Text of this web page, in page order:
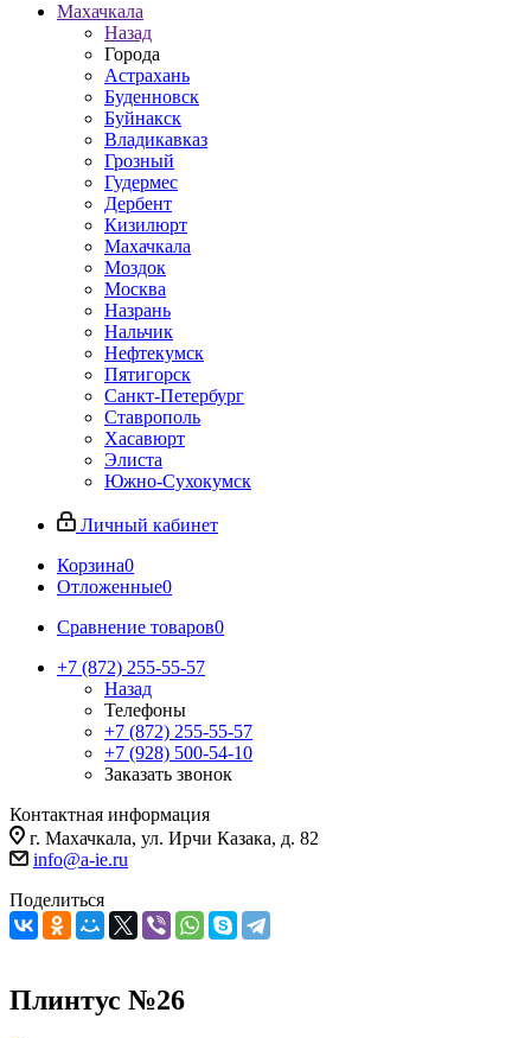
Махачкала
Назад
Города
Астрахань
Буденновск
Буйнакск
Владикавказ
Грозный
Гудермес
Дербент
Кизилюрт
Махачкала
Моздок
Москва
Назрань
Нальчик
Нефтекумск
Пятигорск
Санкт-Петербург
Ставрополь
Хасавюрт
Элиста
Южно-Сухокумск
Личный кабинет
Корзина0
Отложенные0
Сравнение товаров0
+7 (872) 255-55-57
Назад
Телефоны
+7 (872) 255-55-57
+7 (928) 500-54-10
Заказать звонок
Контактная информация
г. Махачкала, ул. Ирчи Казака, д. 82
info@a-ie.ru
Поделиться
Плинтус №26